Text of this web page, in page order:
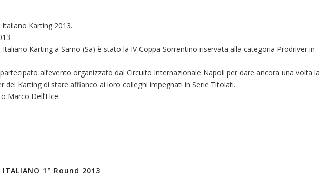
Karting 2013.
Karting a Sarno (Sa) è stato la IV Coppa Sorrentino riservata alla categoria Prodriver in
all’evento organizzato dal Circuito Internazionale Napoli per dare ancora una volta la
del Karting di stare affianco ai loro colleghi impegnati in Serie Titolati.
Marco Dell’Elce.
ITALIANO 1° Round 2013